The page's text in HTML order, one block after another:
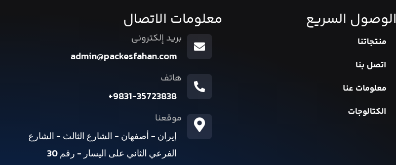
الوصول السريع
منتجاتنا
اتصل بنا
معلومات عنا
الكتالوجات
معلومات الاتصال
بريد إلكتروني
admin@packesfahan.com
هاتف
9831-35723838+
موقعنا
إيران - أصفهان - الشارع الثالث - الشارع
الفرعي الثاني على اليسار - رقم 30